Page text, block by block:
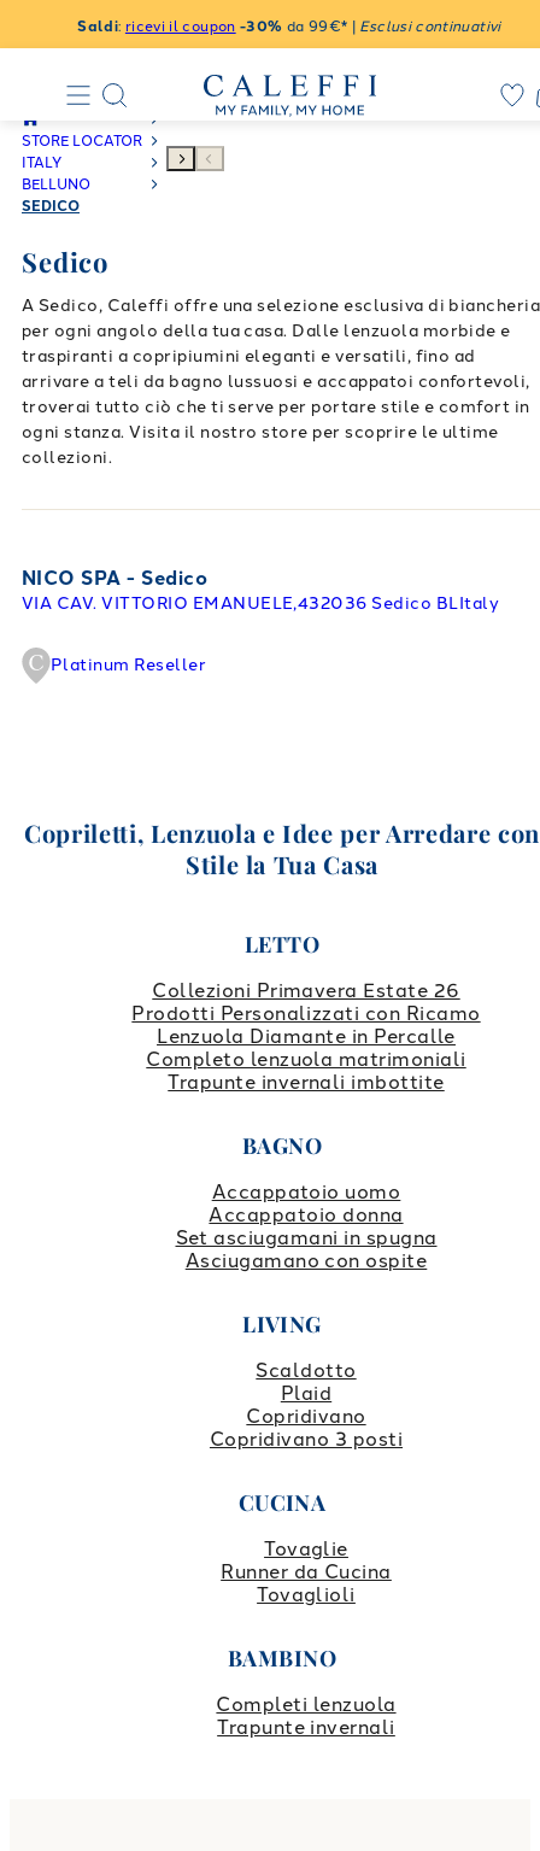
Saldi: ricevi il coupon -30% da 99€* | Esclusi continuativi
STORE LOCATOR
ITALY
BELLUNO
SEDICO
Sedico
A Sedico, Caleffi offre una selezione esclusiva di biancheria
per ogni angolo della tua casa. Dalle lenzuola morbide e
traspiranti a copripiumini eleganti e versatili, fino ad
arrivare a teli da bagno lussuosi e accappatoi confortevoli,
troverai tutto ciò che ti serve per portare stile e comfort in
ogni stanza. Visita il nostro store per scoprire le ultime
collezioni.
NICO SPA - Sedico
VIA CAV. VITTORIO EMANUELE,432036 Sedico BLItaly
Platinum Reseller
Copriletti, Lenzuola e Idee per Arredare con
Stile la Tua Casa
LETTO
Collezioni Primavera Estate 26
Prodotti Personalizzati con Ricamo
Lenzuola Diamante in Percalle
Completo lenzuola matrimoniali
Trapunte invernali imbottite
BAGNO
Accappatoio uomo
Accappatoio donna
Set asciugamani in spugna
Asciugamano con ospite
LIVING
Scaldotto
Plaid
Copridivano
Copridivano 3 posti
CUCINA
Tovaglie
Runner da Cucina
Tovaglioli
BAMBINO
Completi lenzuola
Trapunte invernali